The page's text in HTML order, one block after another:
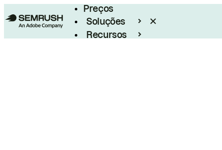
Preços
Soluções
Recursos